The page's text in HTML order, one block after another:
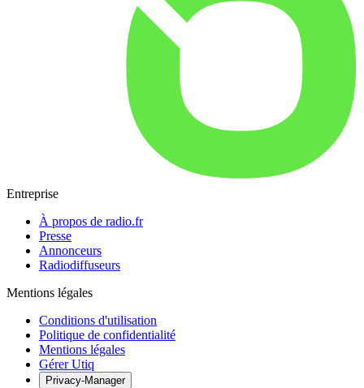
Entreprise
À propos de radio.fr
Presse
Annonceurs
Radiodiffuseurs
Mentions légales
Conditions d'utilisation
Politique de confidentialité
Mentions légales
Gérer Utiq
Privacy-Manager